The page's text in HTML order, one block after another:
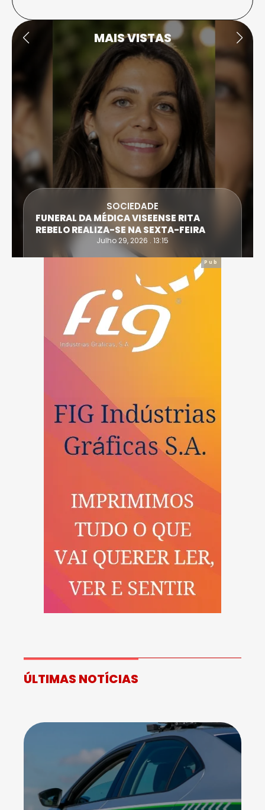
MAIS VISTAS
ATLETA DE CASTRO DAIRE SUPERA PROVA
EXTREMA DO TRIATLO E TORNA-SE
IRONWOMAN
Julho 28, 2026 . 16:14
Pub
ÚLTIMAS NOTÍCIAS